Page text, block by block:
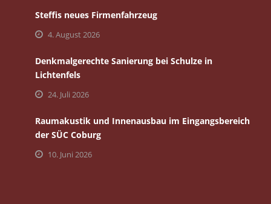
Steffis neues Firmenfahrzeug
4. August 2026
Denkmalgerechte Sanierung bei Schulze in
Lichtenfels
24. Juli 2026
Raumakustik und Innenausbau im Eingangsbereich
der SÜC Coburg
10. Juni 2026